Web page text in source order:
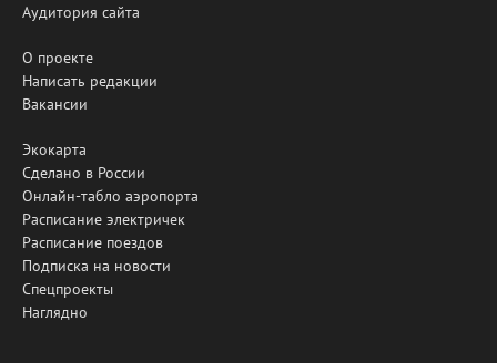
Аудитория сайта
О проекте
Написать редакции
Вакансии
Экокарта
Сделано в России
Онлайн-табло аэропорта
Расписание электричек
Расписание поездов
Подписка на новости
Спецпроекты
Наглядно